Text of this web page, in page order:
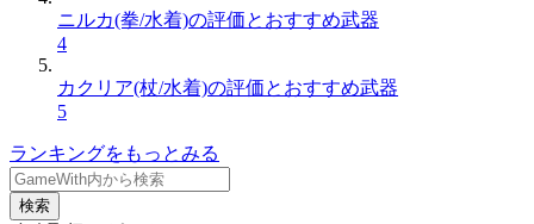
ニルカ(拳/水着)の評価とおすすめ武器
4
カクリア(杖/水着)の評価とおすすめ武器
5
ランキングをもっとみる
検索